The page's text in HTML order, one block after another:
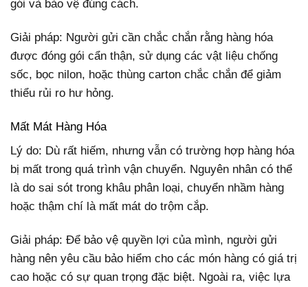
gói và bảo vệ đúng cách.
Giải pháp: Người gửi cần chắc chắn rằng hàng hóa
được đóng gói cẩn thận, sử dụng các vật liệu chống
sốc, bọc nilon, hoặc thùng carton chắc chắn để giảm
thiểu rủi ro hư hỏng.
Mất Mát Hàng Hóa
Lý do: Dù rất hiếm, nhưng vẫn có trường hợp hàng hóa
bị mất trong quá trình vận chuyển. Nguyên nhân có thể
là do sai sót trong khâu phân loại, chuyển nhầm hàng
hoặc thậm chí là mất mát do trộm cắp.
Giải pháp: Để bảo vệ quyền lợi của mình, người gửi
hàng nên yêu cầu bảo hiểm cho các món hàng có giá trị
cao hoặc có sự quan trọng đặc biệt. Ngoài ra, việc lựa